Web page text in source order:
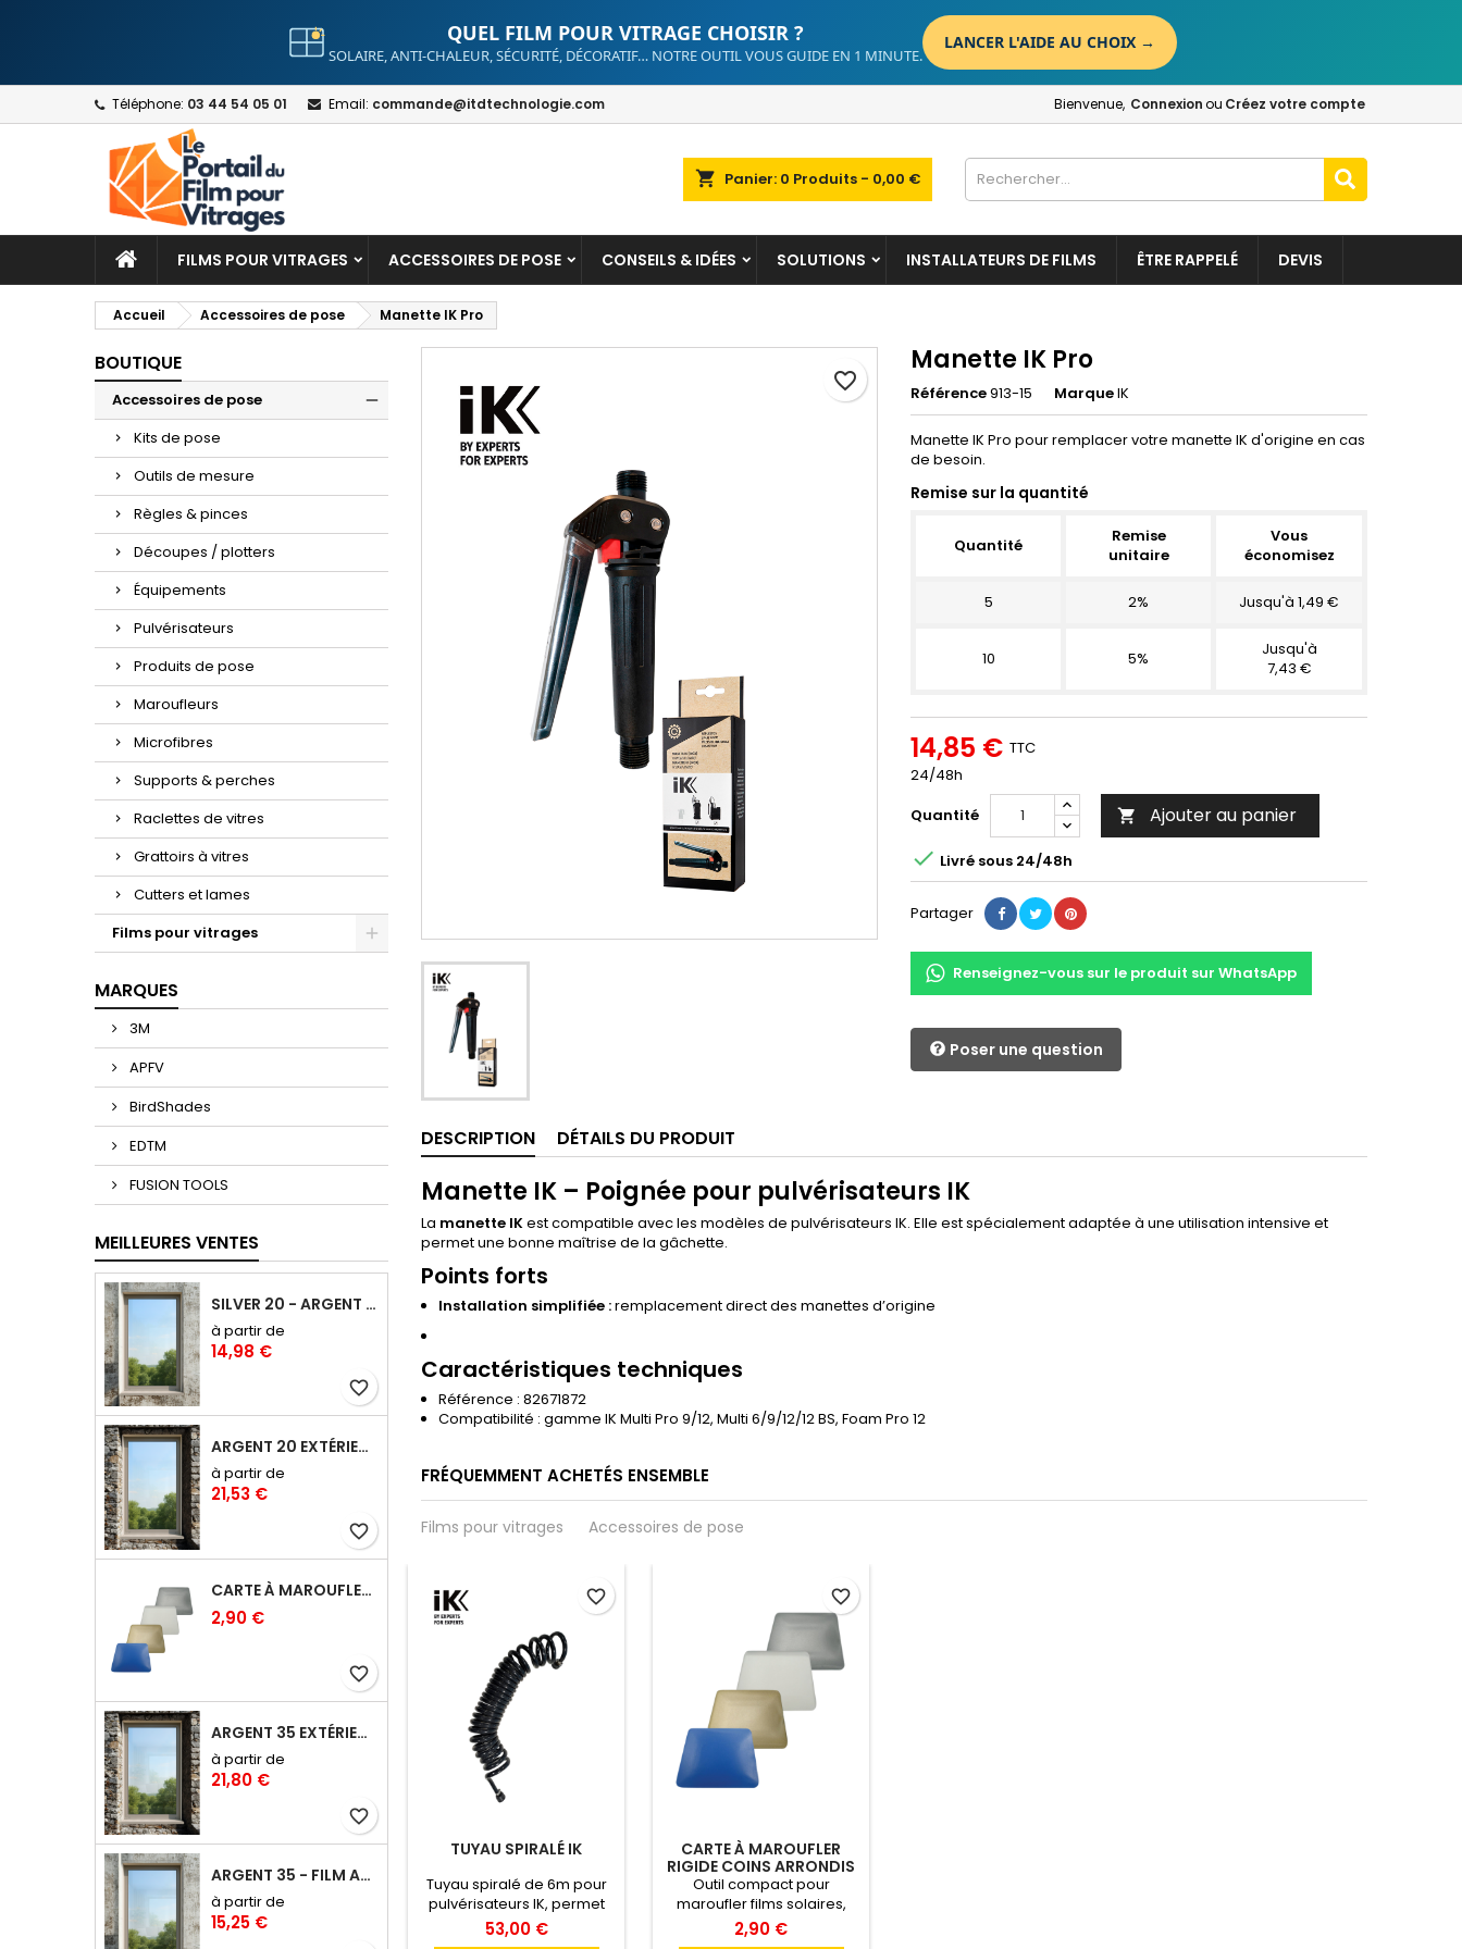
QUEL FILM POUR VITRAGE CHOISIR ?
SOLAIRE, ANTI-CHALEUR, SÉCURITÉ, DÉCORATIF… NOTRE OUTIL VOUS GUIDE EN 1 MINUTE.
LANCER L'AIDE AU CHOIX →
Téléphone: 03 44 54 05 01 Email: commande@itdtechnologie.com Bienvenue, Connexionou Créez votre compte
shopping_cart Panier: 0 Produits - 0,00 €
FILMS POUR VITRAGES ACCESSOIRES DE POSE CONSEILS & IDÉES SOLUTIONS INSTALLATEURS DE FILMS ÊTRE RAPPELÉ DEVIS
Accueil Accessoires de pose Manette IK Pro
BOUTIQUE
Accessoires de pose
Kits de pose
Outils de mesure
Règles & pinces
Découpes / plotters
Équipements
Pulvérisateurs
Produits de pose
Maroufleurs
Microfibres
Supports & perches
Raclettes de vitres
Grattoirs à vitres
Cutters et lames
Films pour vitrages
MARQUES
3M
APFV
BirdShades
EDTM
FUSION TOOLS
MEILLEURES VENTES
SILVER 20 - ARGENT 20 FILM ANTI-CHALEUR, ANTI ÉBLOUISSEMENT RÉFLÉCHISSANT SAINT-GOBAIN SOLAR GARD
à partir de
14,98 €
favorite_border
ARGENT 20 EXTÉRIEUR : FILM ANTI-CHALEUR ET ANTI-ÉBLOUISSEMENT POSE EXTÉRIEURE
à partir de
21,53 €
favorite_border
CARTE À MAROUFLER RIGIDE COINS ARRONDIS – 10 CM
2,90 €
favorite_border
ARGENT 35 EXTÉRIEUR - FILM ANTI-CHALEUR, ANTI ÉBLOUISSEMENT RÉFLÉCHISSANT
à partir de
21,80 €
favorite_border
ARGENT 35 - FILM ANTI-CHALEUR, ANTI ÉBLOUISSEMENT RÉFLÉCHISSANT
à partir de
15,25 €
Manette IK Pro
Référence913-15 MarqueIK
Manette IK Pro pour remplacer votre manette IK d'origine en cas
de besoin.
Remise sur la quantité
Quantité
Remise
unitaire
Vous
économisez
5 2% Jusqu'à 1,49 €
10 5%
Jusqu'à
7,43 €
14,85 € TTC
24/48h
Quantité
 Ajouter au panier
favorite_border
 Livré sous 24/48h
Partager
Renseignez-vous sur le produit sur WhatsApp
Poser une question
DESCRIPTION DÉTAILS DU PRODUIT
Manette IK – Poignée pour pulvérisateurs IK
La manette IKest compatible avec les modèles de pulvérisateurs IK. Elle est spécialement adaptée à une utilisation intensive et
permet une bonne maîtrise de la gâchette.
Points forts
Installation simplifiée :remplacement direct des manettes d’origine
Caractéristiques techniques
Référence : 82671872
Compatibilité : gamme IK Multi Pro 9/12, Multi 6/9/12/12 BS, Foam Pro 12
FRÉQUEMMENT ACHETÉS ENSEMBLE
Films pour vitrages Accessoires de pose
TUYAU SPIRALÉ IK
Tuyau spiralé de 6m pour
pulvérisateurs IK, permet
une plus grande flexibilité
dans le travail.
53,00 €
favorite_border
CARTE À MAROUFLER
RIGIDE COINS ARRONDIS
– 10 CM
Outil compact pour
maroufler films solaires,
vinyles ou PPF. Coins
arrondis pour protéger les
2,90 €
favorite_border
Add to wishlist ×
add_circle_outline Create new list
Create wishlist ×
Wishlist name
Cancel Create wishlist
Sign in ×
You need to be logged in to save products in your wishlist.
Cancel